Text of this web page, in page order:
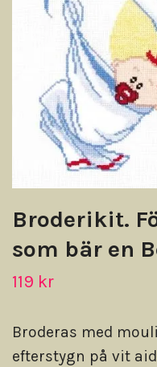
Broderikit.
som bär en
119 kr
Broderas med
efterstygn på vit